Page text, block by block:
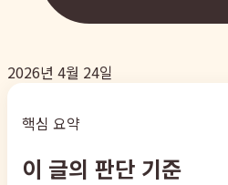
2026년 4월 24일
핵심 요약
이 글의 판단 기준